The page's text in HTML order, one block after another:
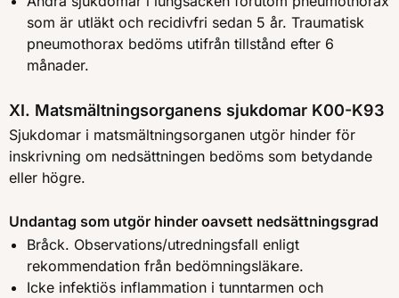
som är utläkt och recidivfri sedan 5 år. Traumatisk
pneumothorax bedöms utifrån tillstånd efter 6
månader.
XI. Matsmältningsorganens sjukdomar K00-K93
Sjukdomar i matsmältningsorganen utgör hinder för
inskrivning om nedsättningen bedöms som betydande
eller högre.
Undantag som utgör hinder oavsett nedsättningsgrad
Bråck. Observations/utredningsfall enligt
rekommendation från bedömningsläkare.
Icke infektiös inflammation i tunntarmen och